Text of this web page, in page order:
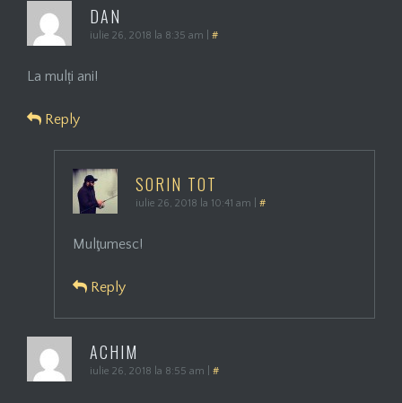
DAN
iulie 26, 2018 la 8:35 am #
La mulți ani!
Reply
SORIN TOT
iulie 26, 2018 la 10:41 am #
Mulţumesc!
Reply
ACHIM
iulie 26, 2018 la 8:55 am #